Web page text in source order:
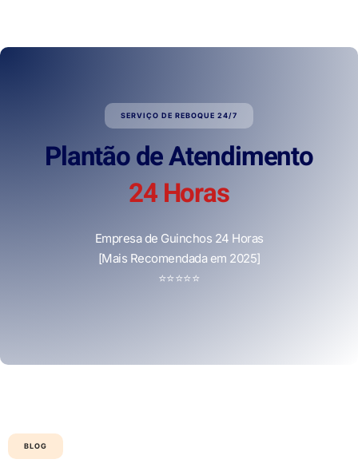
SERVIÇO DE REBOQUE 24/7
Plantão de Atendimento
24 Horas
Empresa de Guinchos 24 Horas
[Mais Recomendada em 2025]
⭐⭐⭐⭐⭐
BLOG